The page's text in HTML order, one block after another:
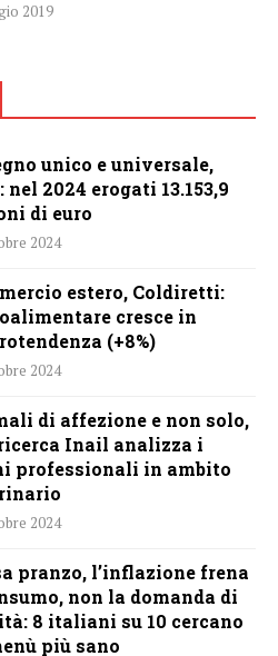
2019
unico e universale,
nel 2024 erogati 13.153,9
di euro
2024
estero, Coldiretti:
cresce in
(+8%)
2024
di affezione e non solo,
Inail analizza i
professionali in ambito
2024
pranzo, l’inflazione frena
non la domanda di
8 italiani su 10 cercano
più sano